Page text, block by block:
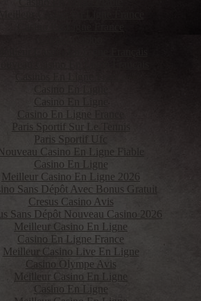
Casino En Ligne
Casino En Ligne France
Paris Sportif Sur Le Tennis
Paris Sportif Ufc
Casino En Ligne Fiable
Casino En Ligne
Meilleur Casino En Ligne 2026
Sans Dépôt Avec Bonus Gratuit
Cresus Casino Avis
Sans Dépôt Nouveau Casino 2026
Meilleur Casino En Ligne
Casino En Ligne France
Meilleur Casino Live En Ligne
Casino Olympe Avis
Meilleur Casino En Ligne
Casino En Ligne